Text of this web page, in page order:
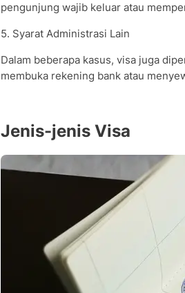
pengunjung wajib keluar atau
5. Syarat Administrasi Lain
Dalam beberapa kasus, visa juga
membuka rekening bank atau
Jenis-jenis Visa